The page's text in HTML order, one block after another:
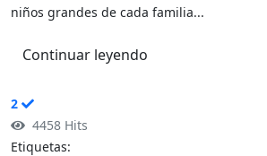
niños grandes de cada familia...
Continuar leyendo
2
4458 Hits
Etiquetas: